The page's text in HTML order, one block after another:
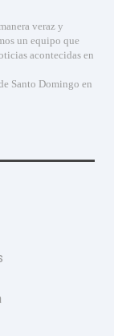
veraz y
un equipo que
acontecidas en
Santo Domingo en